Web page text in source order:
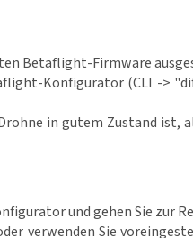
Betaflight-Firmware
Konfigurator (CLI ->
in gutem Zustand
und gehen Sie zur
verwenden Sie